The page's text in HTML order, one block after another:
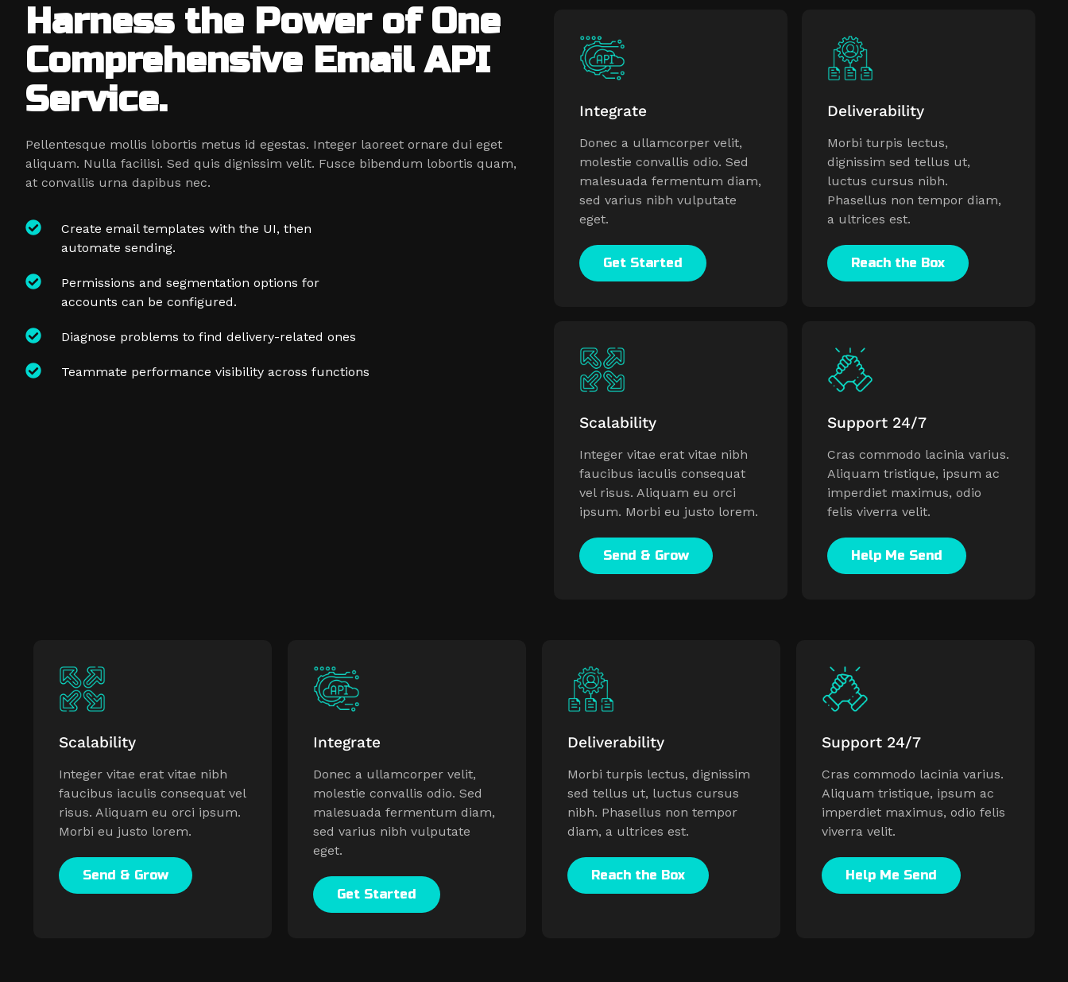
Harness the Power of One
Comprehensive Email API
Service.
Pellentesque mollis lobortis metus id egestas. Integer laoreet ornare dui eget
aliquam. Nulla facilisi. Sed quis dignissim velit. Fusce bibendum lobortis quam,
at convallis urna dapibus nec.
Create email templates with the UI, then
automate sending.
Permissions and segmentation options for
accounts can be configured.
Diagnose problems to find delivery-related ones
Teammate performance visibility across functions
Integrate
Donec a ullamcorper velit,
molestie convallis odio. Sed
malesuada fermentum diam,
sed varius nibh vulputate
eget.
Get Started
Deliverability
Morbi turpis lectus,
dignissim sed tellus ut,
luctus cursus nibh.
Phasellus non tempor diam,
a ultrices est.
Reach the Box
Scalability
Integer vitae erat vitae nibh
faucibus iaculis consequat
vel risus. Aliquam eu orci
ipsum. Morbi eu justo lorem.
Send & Grow
Support 24/7
Cras commodo lacinia varius.
Aliquam tristique, ipsum ac
imperdiet maximus, odio
felis viverra velit.
Help Me Send
Scalability
Integer vitae erat vitae nibh
faucibus iaculis consequat vel
risus. Aliquam eu orci ipsum.
Morbi eu justo lorem.
Send & Grow
Integrate
Donec a ullamcorper velit,
molestie convallis odio. Sed
malesuada fermentum diam,
sed varius nibh vulputate
eget.
Get Started
Deliverability
Morbi turpis lectus, dignissim
sed tellus ut, luctus cursus
nibh. Phasellus non tempor
diam, a ultrices est.
Reach the Box
Support 24/7
Cras commodo lacinia varius.
Aliquam tristique, ipsum ac
imperdiet maximus, odio felis
viverra velit.
Help Me Send